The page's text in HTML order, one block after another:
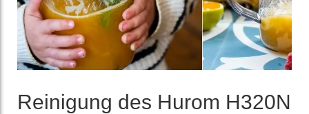
Reinigung des Hurom H320N